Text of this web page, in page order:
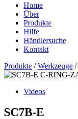
Home
Über
Produkte
Hilfe
Händlersuche
Kontakt
Produkte /Werkzeuge /
Videos
SC7B-E